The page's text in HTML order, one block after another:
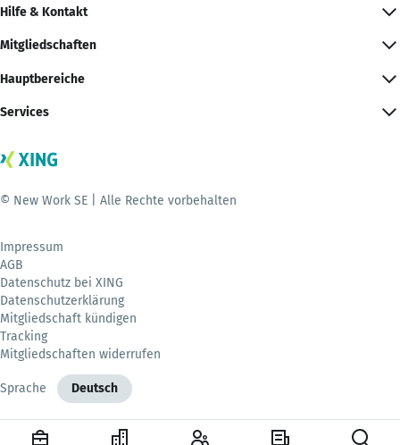
Hilfe & Kontakt
Mitgliedschaften
Hauptbereiche
Services
© New Work SE | Alle Rechte vorbehalten
Impressum
AGB
Datenschutz bei XING
Datenschutzerklärung
Mitgliedschaft kündigen
Tracking
Mitgliedschaften widerrufen
Sprache Deutsch